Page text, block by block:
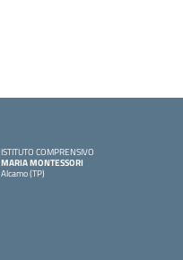
ISTITUTO COMPRENSIVO
MARIA MONTESSORI
Alcamo (TP)